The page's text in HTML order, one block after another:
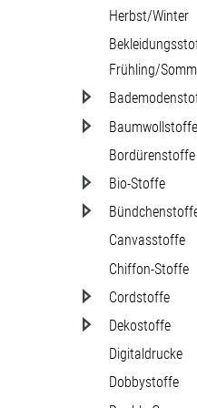
Herbst/Winter
Frühling/
Baumwollstoffe
Bordürenstoffe
Bio-Stoffe
Canvasstoffe
Chiffon-Stoffe
Cordstoffe
Dekostoffe
Digitaldrucke
Dobbystoffe